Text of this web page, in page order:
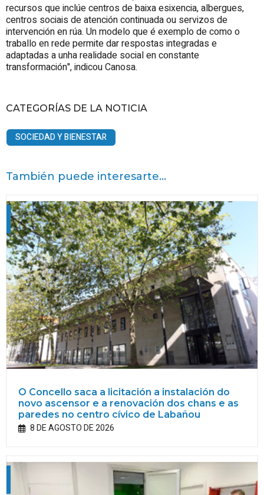
recursos que inclúe centros de baixa esixencia, albergues,
centros sociais de atención continuada ou servizos de
intervención en rúa. Un modelo que é exemplo de como o
traballo en rede permite dar respostas integradas e
adaptadas a unha realidade social en constante
transformación", indicou Canosa.
CATEGORÍAS DE LA NOTICIA
SOCIEDAD Y BIENESTAR
También puede interesarte...
O Concello saca a licitación a instalación do
novo ascensor e a renovación dos chans e as
paredes no centro cívico de Labañou
8 DE AGOSTO DE 2026